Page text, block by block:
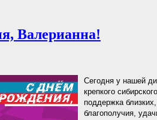
Валерианна!
Сегодня у нашей
крепкого
поддержка
благополучия,